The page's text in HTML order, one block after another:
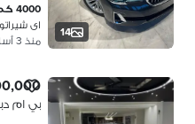
14
4000 كم
اى
منذ 3 أسابيع
بي ام دبليو